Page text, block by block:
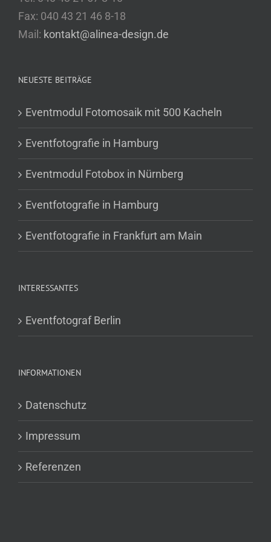
Fax: 040 43 21 46 8-18
Mail: kontakt@alinea-design.de
NEUESTE BEITRÄGE
Eventmodul Fotomosaik mit 500 Kacheln
Eventfotografie in Hamburg
Eventmodul Fotobox in Nürnberg
Eventfotografie in Hamburg
Eventfotografie in Frankfurt am Main
INTERESSANTES
Eventfotograf Berlin
INFORMATIONEN
Datenschutz
Impressum
Referenzen